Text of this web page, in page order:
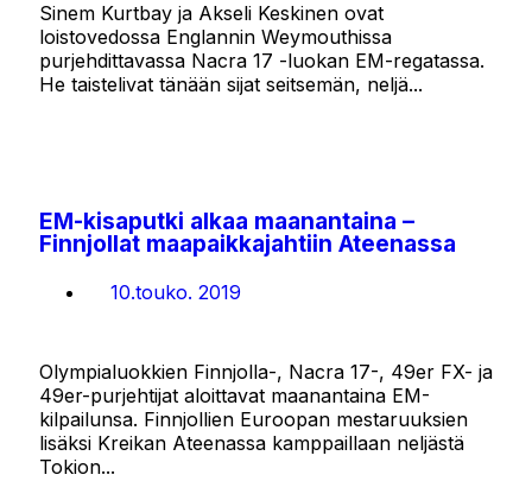
Sinem Kurtbay ja Akseli Keskinen ovat
loistovedossa Englannin Weymouthissa
purjehdittavassa Nacra 17 -luokan EM-regatassa.
He taistelivat tänään sijat seitsemän, neljä...
EM-kisaputki alkaa maanantaina –
Finnjollat maapaikkajahtiin Ateenassa
10.touko. 2019
Olympialuokkien Finnjolla-, Nacra 17-, 49er FX- ja
49er-purjehtijat aloittavat maanantaina EM-
kilpailunsa. Finnjollien Euroopan mestaruuksien
lisäksi Kreikan Ateenassa kamppaillaan neljästä
Tokion...